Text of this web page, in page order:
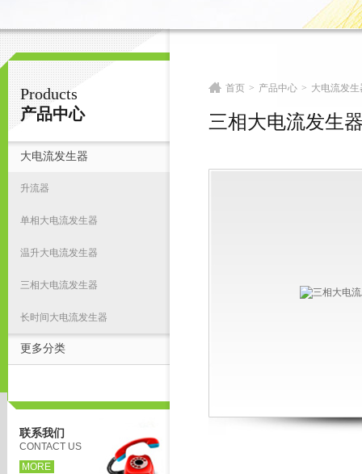
扬州志力电气科技有限公司/扬州高压测试仪
Products
产品中心
大电流发生器
升流器
单相大电流发生器
温升大电流发生器
三相大电流发生器
长时间大电流发生器
更多分类
联系我们
CONTACT US
MORE
首页 > 产品中心 > 大电流发生
三相大电流发生